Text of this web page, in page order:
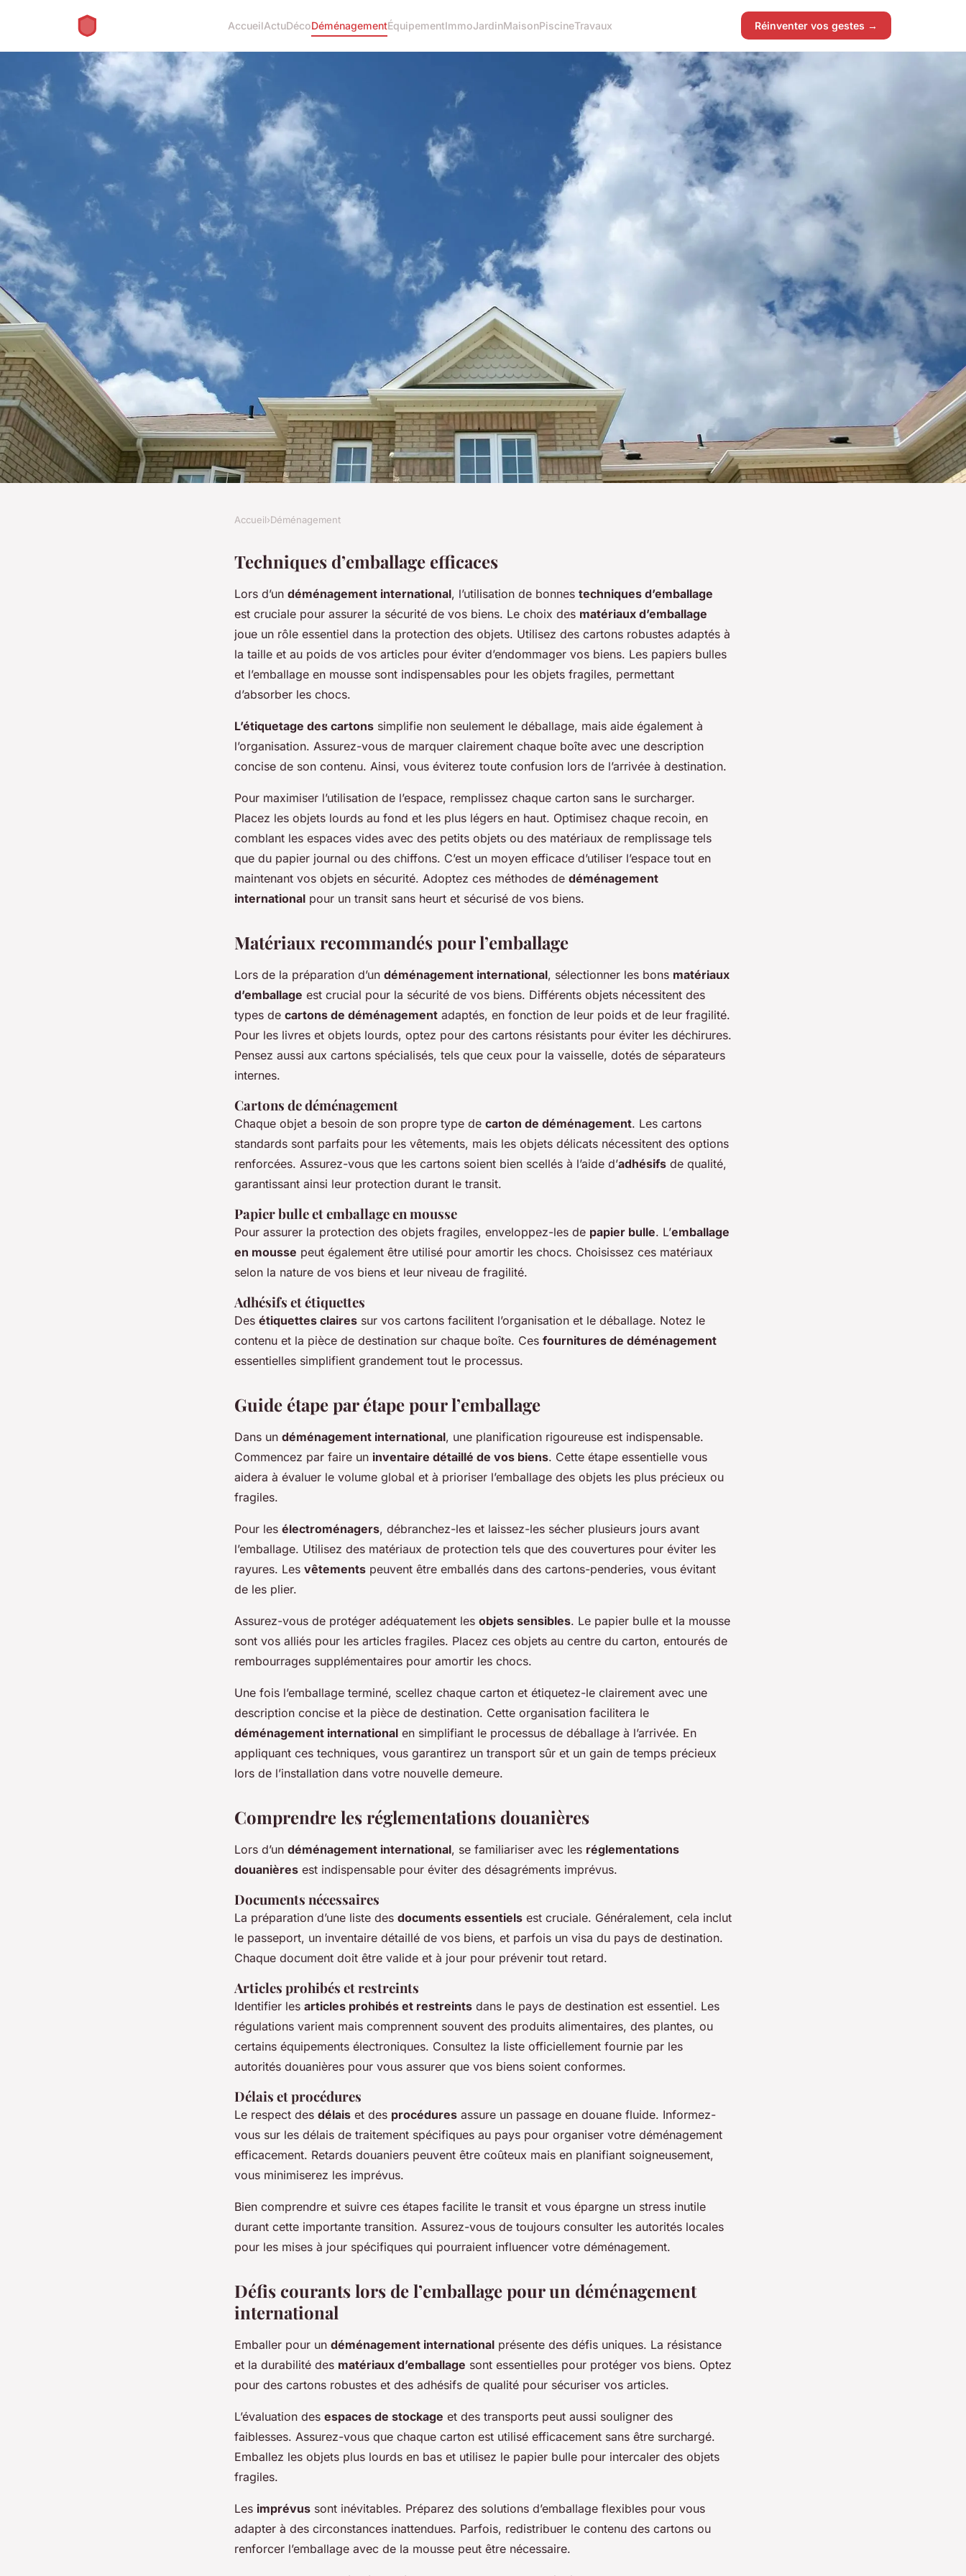
AccueilActuDécoDéménagementÉquipementImmoJardinMaisonPiscineTravaux Réinventer vos gestes →
Maîtriser l'art de l'emballage pour un
déménagement international
Accueil›Déménagement
Techniques d’emballage efficaces
Lors d’un déménagement international, l’utilisation de bonnes techniques d’emballage
est cruciale pour assurer la sécurité de vos biens. Le choix des matériaux d’emballage
joue un rôle essentiel dans la protection des objets. Utilisez des cartons robustes adaptés à
la taille et au poids de vos articles pour éviter d’endommager vos biens. Les papiers bulles
et l’emballage en mousse sont indispensables pour les objets fragiles, permettant
d’absorber les chocs.
L’étiquetage des cartons simplifie non seulement le déballage, mais aide également à
l’organisation. Assurez-vous de marquer clairement chaque boîte avec une description
concise de son contenu. Ainsi, vous éviterez toute confusion lors de l’arrivée à destination.
Pour maximiser l’utilisation de l’espace, remplissez chaque carton sans le surcharger.
Placez les objets lourds au fond et les plus légers en haut. Optimisez chaque recoin, en
comblant les espaces vides avec des petits objets ou des matériaux de remplissage tels
que du papier journal ou des chiffons. C’est un moyen efficace d’utiliser l’espace tout en
maintenant vos objets en sécurité. Adoptez ces méthodes de déménagement
international pour un transit sans heurt et sécurisé de vos biens.
Matériaux recommandés pour l’emballage
Lors de la préparation d’un déménagement international, sélectionner les bons matériaux
d’emballage est crucial pour la sécurité de vos biens. Différents objets nécessitent des
types de cartons de déménagement adaptés, en fonction de leur poids et de leur fragilité.
Pour les livres et objets lourds, optez pour des cartons résistants pour éviter les déchirures.
Pensez aussi aux cartons spécialisés, tels que ceux pour la vaisselle, dotés de séparateurs
internes.
Cartons de déménagement
Chaque objet a besoin de son propre type de carton de déménagement. Les cartons
standards sont parfaits pour les vêtements, mais les objets délicats nécessitent des options
renforcées. Assurez-vous que les cartons soient bien scellés à l’aide d’adhésifs de qualité,
garantissant ainsi leur protection durant le transit.
Papier bulle et emballage en mousse
Pour assurer la protection des objets fragiles, enveloppez-les de papier bulle. L’emballage
en mousse peut également être utilisé pour amortir les chocs. Choisissez ces matériaux
selon la nature de vos biens et leur niveau de fragilité.
Adhésifs et étiquettes
Des étiquettes claires sur vos cartons facilitent l’organisation et le déballage. Notez le
contenu et la pièce de destination sur chaque boîte. Ces fournitures de déménagement
essentielles simplifient grandement tout le processus.
Guide étape par étape pour l’emballage
Dans un déménagement international, une planification rigoureuse est indispensable.
Commencez par faire un inventaire détaillé de vos biens. Cette étape essentielle vous
aidera à évaluer le volume global et à prioriser l’emballage des objets les plus précieux ou
fragiles.
Pour les électroménagers, débranchez-les et laissez-les sécher plusieurs jours avant
l’emballage. Utilisez des matériaux de protection tels que des couvertures pour éviter les
rayures. Les vêtements peuvent être emballés dans des cartons-penderies, vous évitant
de les plier.
Assurez-vous de protéger adéquatement les objets sensibles. Le papier bulle et la mousse
sont vos alliés pour les articles fragiles. Placez ces objets au centre du carton, entourés de
rembourrages supplémentaires pour amortir les chocs.
Une fois l’emballage terminé, scellez chaque carton et étiquetez-le clairement avec une
description concise et la pièce de destination. Cette organisation facilitera le
déménagement international en simplifiant le processus de déballage à l’arrivée. En
appliquant ces techniques, vous garantirez un transport sûr et un gain de temps précieux
lors de l’installation dans votre nouvelle demeure.
Comprendre les réglementations douanières
Lors d’un déménagement international, se familiariser avec les réglementations
douanières est indispensable pour éviter des désagréments imprévus.
Documents nécessaires
La préparation d’une liste des documents essentiels est cruciale. Généralement, cela inclut
le passeport, un inventaire détaillé de vos biens, et parfois un visa du pays de destination.
Chaque document doit être valide et à jour pour prévenir tout retard.
Articles prohibés et restreints
Identifier les articles prohibés et restreints dans le pays de destination est essentiel. Les
régulations varient mais comprennent souvent des produits alimentaires, des plantes, ou
certains équipements électroniques. Consultez la liste officiellement fournie par les
autorités douanières pour vous assurer que vos biens soient conformes.
Délais et procédures
Le respect des délais et des procédures assure un passage en douane fluide. Informez-
vous sur les délais de traitement spécifiques au pays pour organiser votre déménagement
efficacement. Retards douaniers peuvent être coûteux mais en planifiant soigneusement,
vous minimiserez les imprévus.
Bien comprendre et suivre ces étapes facilite le transit et vous épargne un stress inutile
durant cette importante transition. Assurez-vous de toujours consulter les autorités locales
pour les mises à jour spécifiques qui pourraient influencer votre déménagement.
Défis courants lors de l’emballage pour un déménagement
international
Emballer pour un déménagement international présente des défis uniques. La résistance
et la durabilité des matériaux d’emballage sont essentielles pour protéger vos biens. Optez
pour des cartons robustes et des adhésifs de qualité pour sécuriser vos articles.
L’évaluation des espaces de stockage et des transports peut aussi souligner des
faiblesses. Assurez-vous que chaque carton est utilisé efficacement sans être surchargé.
Emballez les objets plus lourds en bas et utilisez le papier bulle pour intercaler des objets
fragiles.
Les imprévus sont inévitables. Préparez des solutions d’emballage flexibles pour vous
adapter à des circonstances inattendues. Parfois, redistribuer le contenu des cartons ou
renforcer l’emballage avec de la mousse peut être nécessaire.